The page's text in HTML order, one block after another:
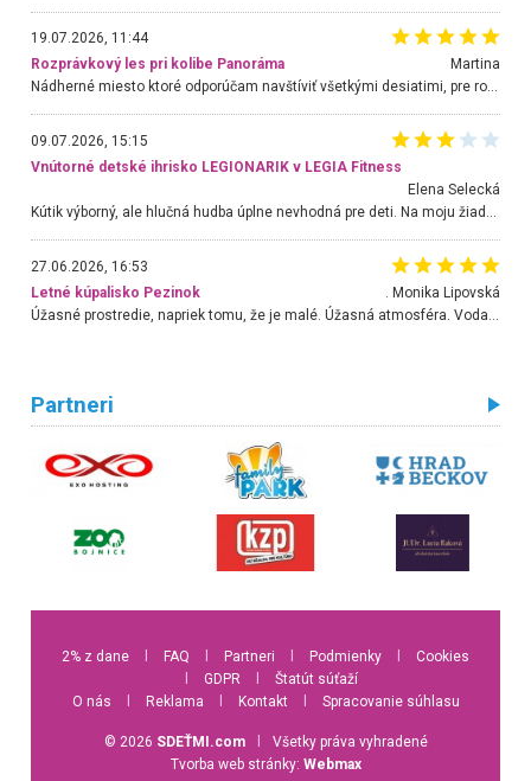
19.07.2026, 11:44
Rozprávkový les pri kolibe Panoráma
Martina
Nádherné miesto ktoré odporúčam navštíviť všetkými desiatimi, pre rodiny s deťmi, dôchodcom... Proste a jednoducho ozaj rozprávkový les.. určite ešte prídeme. Odniesli sme si na pamiatku krásne tričká,
09.07.2026, 15:15
Vnútorné detské ihrisko LEGIONARIK v LEGIA Fitness
Elena Selecká
Kútik výborný, ale hlučná hudba úplne nevhodná pre deti. Na moju žiadosť o aspoň sušenie nereagovali.
27.06.2026, 16:53
Letné kúpalisko Pezinok
. Monika Lipovská
Partneri
2% z dane FAQ Partneri Podmienky
Cookies
GDPR
Štatút súťaží
O nás
Reklama Kontakt Spracovanie súhlasu
© 2026 SDEŤMI.com
Všetky práva vyhradené
Tvorba web stránky: Webmax